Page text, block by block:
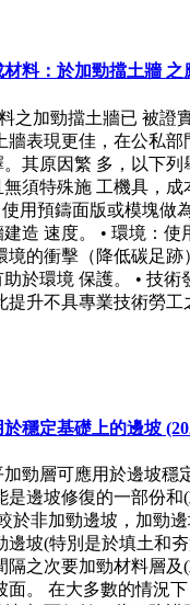
料：於加勁擋土牆 之
之加勁擋土牆已 被證
牆表現更佳，在公私部
其原因繁 多，以下列
須特殊施 工機具，成
用預鑄面版或模塊做
造 速度。 • 環境：使
境的衝擊（降低碳足跡
於環境 保護。 • 技術
提升不具專業技術勞工
穩定基礎上的邊坡
勁層可應用於邊坡穩
是邊坡修復的一部份和
於非加勁邊坡，加勁
邊坡(特別是於填土和
隔之次要加勁材料層
面。 在大多數的情況